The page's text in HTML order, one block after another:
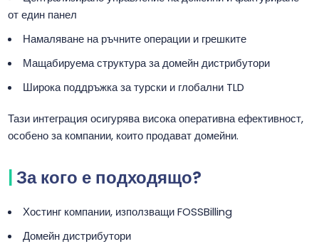
от един панел
Намаляване на ръчните операции и грешките
Мащабируема структура за домейн дистрибутори
Широка поддръжка за турски и глобални TLD
Тази интеграция осигурява висока оперативна ефективност,
особено за компании, които продават домейни.
За кого е подходящо?
Хостинг компании, използващи FOSSBilling
Домейн дистрибутори